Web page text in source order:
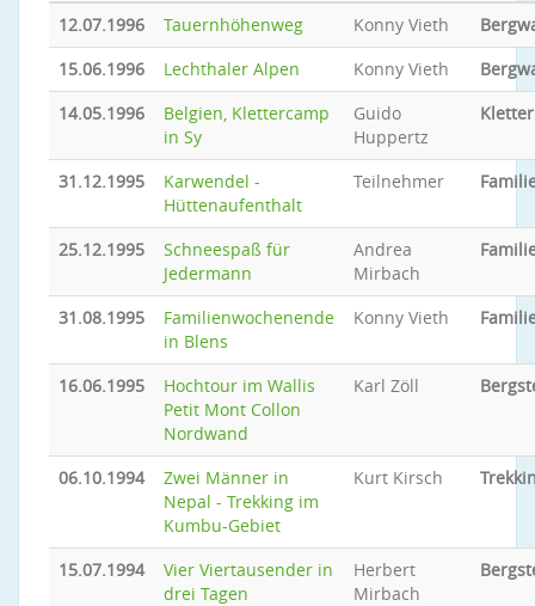
12.07.1996
Tauernhöhenweg Konny Vieth
15.06.1996
Lechthaler Alpen Konny Vieth
14.05.1996
Belgien, Klettercamp
in Sy
Guido
Huppertz
31.12.1995
Karwendel -
Hüttenaufenthalt
Teilnehmer
25.12.1995
Schneespaß für
Jedermann
Andrea
Mirbach
31.08.1995
Familienwochenende
in Blens
Konny Vieth
16.06.1995
Hochtour im Wallis
Petit Mont Collon
Nordwand
Karl Zöll
06.10.1994
Zwei Männer in
Nepal - Trekking im
Kumbu-Gebiet
Kurt Kirsch
15.07.1994
Vier Viertausender in
drei Tagen
Herbert
Mirbach